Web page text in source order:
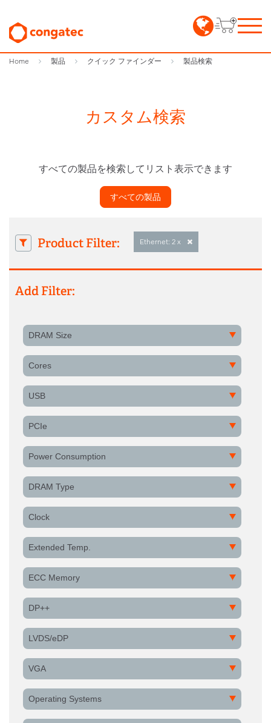
Home 製品 クイック ファインダー 製品検索
カスタム検索
すべての製品を検索してリスト表示できます
すべての製品
Product Filter: Ethernet: 2 x
Add Filter:
DRAM Size
Cores
USB
PCIe
Power Consumption
DRAM Type
Clock
Extended Temp.
ECC Memory
DP++
LVDS/eDP
VGA
Operating Systems